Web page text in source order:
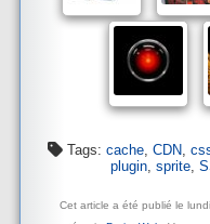
Tags: cache, CDN,
plugin, sprite,
Cet article a été publié le